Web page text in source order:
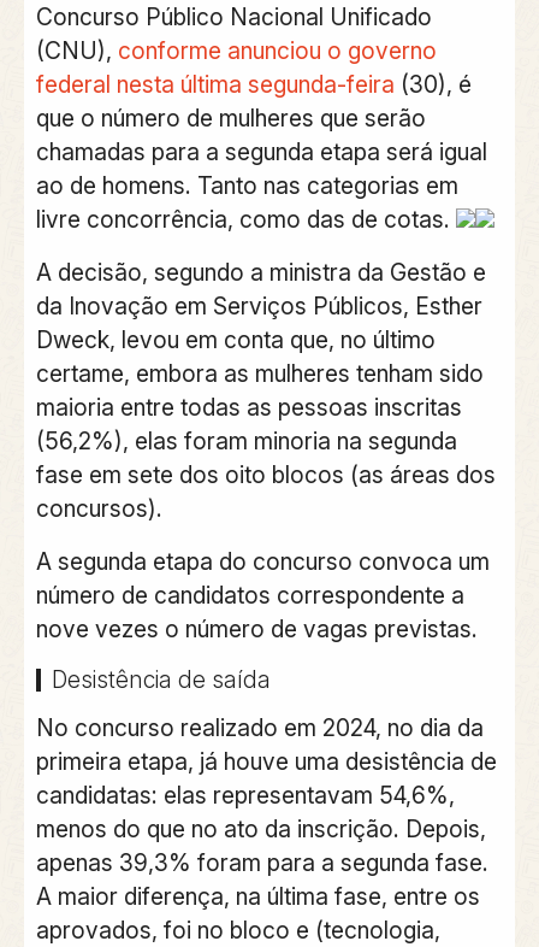
Concurso Público Nacional Unificado
(CNU), conforme anunciou o governo
federal nesta última segunda-feira (30), é
que o número de mulheres que serão
chamadas para a segunda etapa será igual
ao de homens. Tanto nas categorias em
livre concorrência, como das de cotas.
A decisão, segundo a ministra da Gestão e
da Inovação em Serviços Públicos, Esther
Dweck, levou em conta que, no último
certame, embora as mulheres tenham sido
maioria entre todas as pessoas inscritas
(56,2%), elas foram minoria na segunda
fase em sete dos oito blocos (as áreas dos
concursos).
A segunda etapa do concurso convoca um
número de candidatos correspondente a
nove vezes o número de vagas previstas.
Desistência de saída
No concurso realizado em 2024, no dia da
primeira etapa, já houve uma desistência de
candidatas: elas representavam 54,6%,
menos do que no ato da inscrição. Depois,
apenas 39,3% foram para a segunda fase.
A maior diferença, na última fase, entre os
aprovados, foi no bloco e (tecnologia,